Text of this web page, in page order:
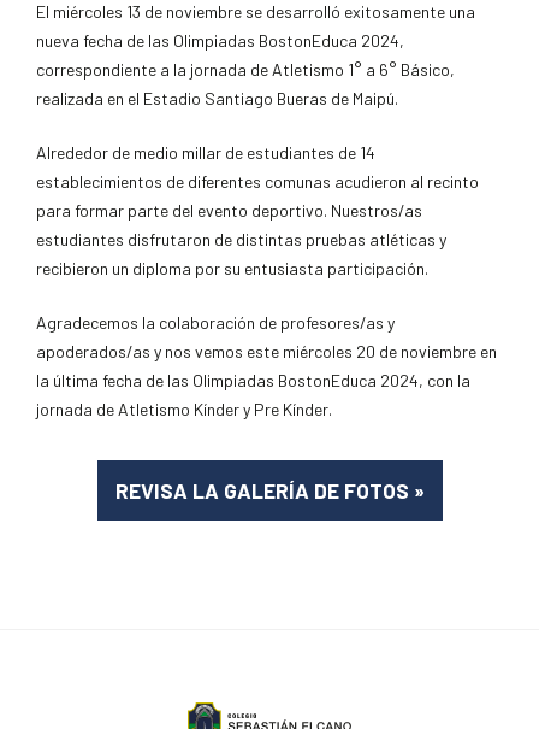
El miércoles 13 de noviembre se desarrolló exitosamente una
nueva fecha de las Olimpiadas BostonEduca 2024,
correspondiente a la jornada de Atletismo 1° a 6° Básico,
realizada en el Estadio Santiago Bueras de Maipú.
Alrededor de medio millar de estudiantes de 14
establecimientos de diferentes comunas acudieron al recinto
para formar parte del evento deportivo. Nuestros/as
estudiantes disfrutaron de distintas pruebas atléticas y
recibieron un diploma por su entusiasta participación.
Agradecemos la colaboración de profesores/as y
apoderados/as y nos vemos este miércoles 20 de noviembre en
la última fecha de las Olimpiadas BostonEduca 2024, con la
jornada de Atletismo Kínder y Pre Kínder.
REVISA LA GALERÍA DE FOTOS »